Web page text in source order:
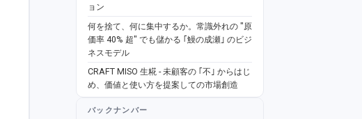
ョン
何を捨て、何に集中するか。常識外れの "原
価率 40% 超" でも儲かる ｢鰻の成瀬｣ のビジ
ネスモデル
CRAFT MISO 生糀 - 未顧客の ｢不｣ からはじ
め、価値と使い方を提案しての市場創造
バックナンバー